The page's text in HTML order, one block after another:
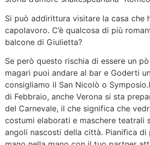
Si può addirittura visitare la casa che
capolavoro. C’è qualcosa di più
balcone di Giulietta?
Se però questo rischia di essere un
magari puoi andare al bar e Goderti
consigliamo il San Nicolò o
di Febbraio, anche Verona si sta
del Carnevale, il che significa che
costumi elaborati e maschere teatrali
angoli nascosti della città. Pianifica di